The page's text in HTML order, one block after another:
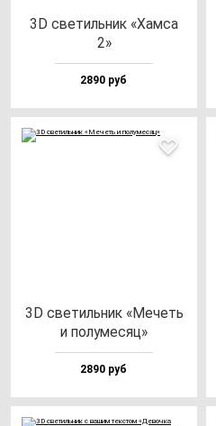
3D све­тиль­ник «Хам­са
2»
2890 руб
3D све­тиль­ник «Мечеть
и по­лу­ме­сяц»
2890 руб